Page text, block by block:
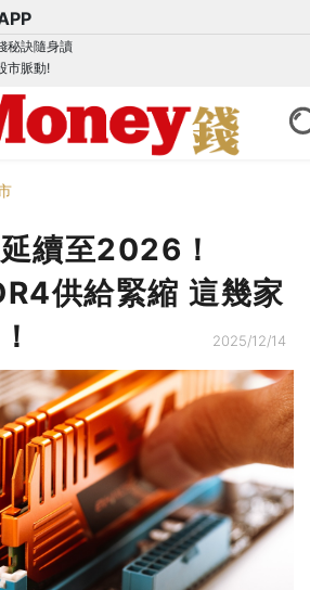
秘訣隨身讀
市脈動!
續至2026！
供給緊縮 這幾家
2025/12/14